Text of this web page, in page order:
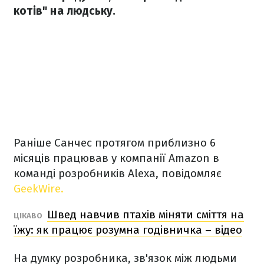
котів" на людську.
Раніше Санчес протягом приблизно 6
місяців працював у компанії Amazon в
команді розробників Alexa, повідомляє
GeekWire.
ЦІКАВО
Швед навчив птахів міняти сміття на
їжу: як працює розумна годівничка – відео
На думку розробника, зв'язок між людьми